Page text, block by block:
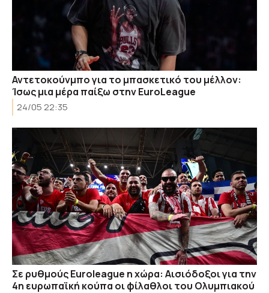
Αντετοκούνμπο για το μπασκετικό του μέλλον:
Ίσως μια μέρα παίξω στην EuroLeague
24/05 22:35
Σε ρυθμούς Euroleague η χώρα: Αισιόδοξοι για την
4η ευρωπαϊκή κούπα οι φίλαθλοι του Ολυμπιακού